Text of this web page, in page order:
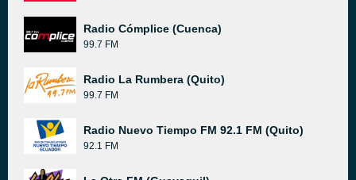
Radio Cómplice (Cuenca)
99.7 FM
Radio La Rumbera (Quito)
99.7 FM
Radio Nuevo Tiempo FM 92.1 FM (Quito)
92.1 FM